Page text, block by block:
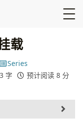
载
Series
字
预计阅读 8 分